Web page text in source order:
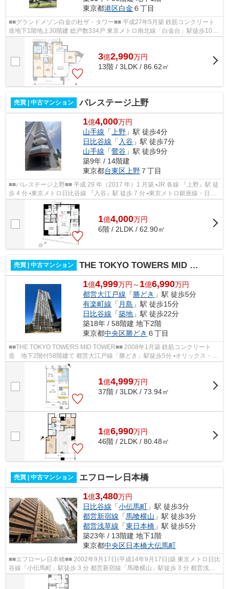
東京都港区白金 ６丁目
■■グランドメゾン白金の杜ザ・タワー■■ 平成27年5月築 鉄筋コンクリート
造地下1階地上30階建 総戸数334戸 東京メトロ南北線「白金台」駅徒歩10分
東京メトロ日比谷線「広尾」駅徒歩1...
3億2,990万円
13階 / 3LDK / 86.62㎡
売買 | 中古マンション パレステージ上野
1億4,000万円
山手線 「 上野 」駅 徒歩4分
日比谷線 「 入谷 」駅 徒歩7分
山手線 「鶯谷 」駅 徒歩9分
築9年 / 14階建
東京都台東区 上野 ７丁目
■■パレステージ上野■■ 平成 29 年（2017 年）1 月築 ▪JR 各線 『上野』駅 徒
歩 4 分 ▪東京メトロ日比谷線 『入谷』駅 徒歩 7 分 ▪東京メトロ銀座線・日比
谷線 『上野』駅 徒歩 8 分 ...
1億4,000万円
6階 / 2LDK / 62.90㎡
売買 | 中古マンション THE TOKYO TOWERS MID TOWER
1億4,999万円～ 1億6,990万円
都営大江戸線 「 勝どき 」駅 徒歩5分
有楽町線 「 月島 」駅 徒歩15分
日比谷線 「築地 」駅 徒歩22分
築18年 / 58階建 地下2階
東京都中央区勝どき ６丁目
■■THE TOKYO TOWERS MID TOWER■■ 2008年1月築 鉄筋コンクリート
造 地下2階付58階建て 都営大江戸線「勝どき」駅徒歩5分 ▪オリックス・住
商・東急不動産旧分譲×前田建設・大成建...
1億4,999万円
37階 / 3LDK / 73.94㎡
1億6,990万円
46階 / 2LDK / 80.48㎡
売買 | 中古マンション エフローレ日本橋
1億3,480万円
日比谷線 「小伝馬町 」駅 徒歩3分
都営新宿線 「馬喰横山 」駅 徒歩3分
都営浅草線 「東日本橋 」駅 徒歩5分
築23年 / 13階建 地下1階
東京都中央区日本橋大伝馬町
■■エフローレ日本橋■■ 2002年9月17日(平成14年9月17日)築 東京メトロ日比
谷線「小伝馬町」駅徒歩 3 分 都営新宿線「馬喰横山」駅徒歩 3 分 都営浅草
線「東日本橋」駅徒歩 5 分 東京...